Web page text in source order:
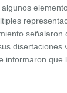
que